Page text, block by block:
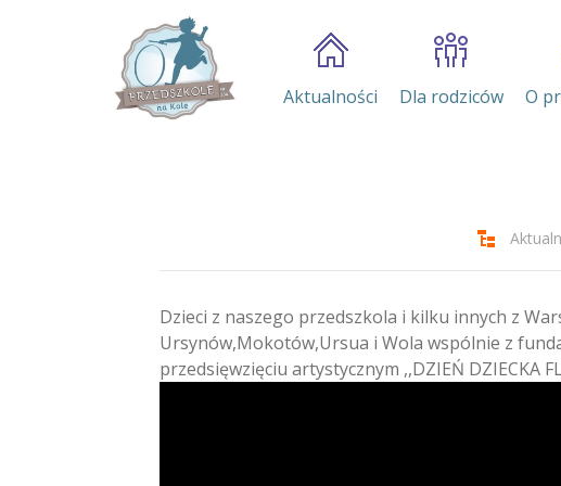
Aktualności Dla rodziców O
Dzieci z naszego przedszkola i kilku innych z
Ursynów,Mokotów,Ursua i Wola wspólnie z
przedsięwzięciu artystycznym ,,DZIEŃ DZIECKA